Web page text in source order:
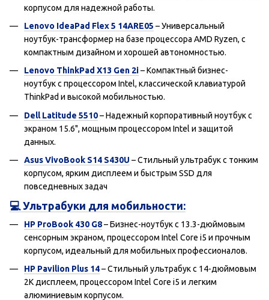
корпусом для надежной работы.
Lenovo IdeaPad Flex 5 14ARE05 – Универсальный
ноутбук-трансформер на базе процессора AMD Ryzen, с
компактным дизайном и хорошей автономностью.
Lenovo ThinkPad X13 Gen 2i– Компактный бизнес-
ноутбук с процессором Intel, классической клавиатурой
ThinkPad и высокой мобильностью.
Dell Latitude 5510– Надежный корпоративный ноутбук с
экраном 15.6", мощным процессором Intel и защитой
данных.
Asus VivoBook S14 S430U – Стильный ультрабук с тонким
корпусом, ярким дисплеем и быстрым SSD для
повседневных задач
💻 Ультрабуки для мобильности:
HP ProBook 430 G8– Бизнес-ноутбук с 13.3-дюймовым
сенсорным экраном, процессором Intel Core i5 и прочным
корпусом, идеальный для мобильных профессионалов.
HP Pavilion Plus 14– Стильный ультрабук с 14-дюймовым
2K дисплеем, процессором Intel Core i5 и легким
алюминиевым корпусом.